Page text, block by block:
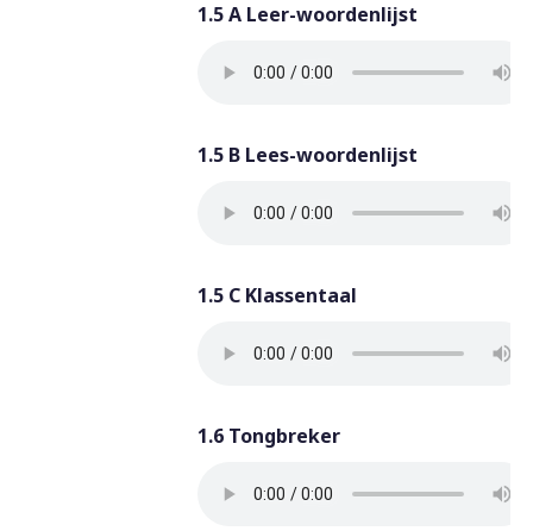
1.5 A Leer-woordenlijst
1.5 B Lees-woordenlijst
1.5 C Klassentaal
1.6 Tongbreker